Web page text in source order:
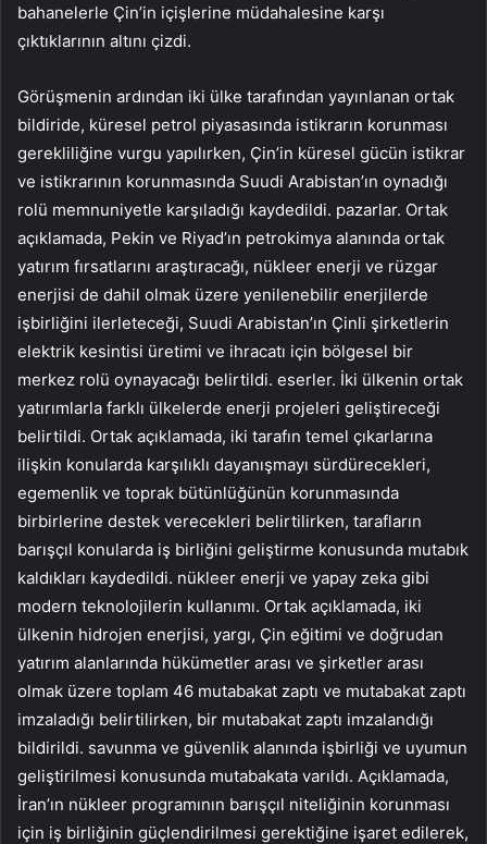
bahanelerle Çin’in içişlerine müdahalesine karşı
çıktıklarının altını çizdi.
Görüşmenin ardından iki ülke tarafından yayınlanan ortak
bildiride, küresel petrol piyasasında istikrarın korunması
gerekliliğine vurgu yapılırken, Çin’in küresel gücün istikrar
ve istikrarının korunmasında Suudi Arabistan’ın oynadığı
rolü memnuniyetle karşıladığı kaydedildi. pazarlar. Ortak
açıklamada, Pekin ve Riyad’ın petrokimya alanında ortak
yatırım fırsatlarını araştıracağı, nükleer enerji ve rüzgar
enerjisi de dahil olmak üzere yenilenebilir enerjilerde
işbirliğini ilerleteceği, Suudi Arabistan’ın Çinli şirketlerin
elektrik kesintisi üretimi ve ihracatı için bölgesel bir
merkez rolü oynayacağı belirtildi. eserler. İki ülkenin ortak
yatırımlarla farklı ülkelerde enerji projeleri geliştireceği
belirtildi. Ortak açıklamada, iki tarafın temel çıkarlarına
ilişkin konularda karşılıklı dayanışmayı sürdürecekleri,
egemenlik ve toprak bütünlüğünün korunmasında
birbirlerine destek verecekleri belirtilirken, tarafların
barışçıl konularda iş birliğini geliştirme konusunda mutabık
kaldıkları kaydedildi. nükleer enerji ve yapay zeka gibi
modern teknolojilerin kullanımı. Ortak açıklamada, iki
ülkenin hidrojen enerjisi, yargı, Çin eğitimi ve doğrudan
yatırım alanlarında hükümetler arası ve şirketler arası
olmak üzere toplam 46 mutabakat zaptı ve mutabakat zaptı
imzaladığı belirtilirken, bir mutabakat zaptı imzalandığı
bildirildi. savunma ve güvenlik alanında işbirliği ve uyumun
geliştirilmesi konusunda mutabakata varıldı. Açıklamada,
İran’ın nükleer programının barışçıl niteliğinin korunması
için iş birliğinin güçlendirilmesi gerektiğine işaret edilerek,